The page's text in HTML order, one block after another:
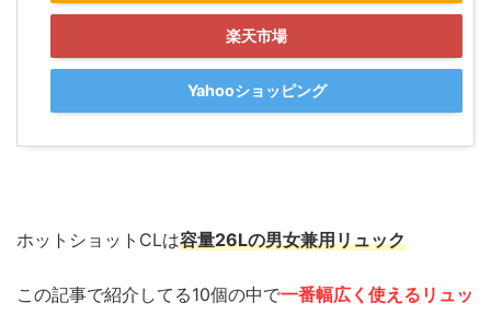
楽天市場
Yahooショッピング
ホットショットCLは容量26Lの男女兼用リュック
この記事で紹介してる10個の中で一番幅広く使えるリュッ